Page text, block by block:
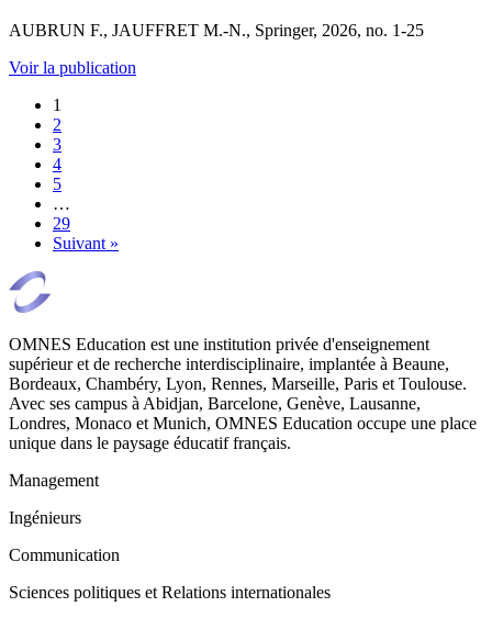
AUBRUN F., JAUFFRET M.-N., Springer, 2026, no. 1-25
Voir la publication
1
2
3
4
5
…
29
Suivant »
OMNES Education est une institution privée d'enseignement
supérieur et de recherche interdisciplinaire, implantée à Beaune,
Bordeaux, Chambéry, Lyon, Rennes, Marseille, Paris et Toulouse.
Avec ses campus à Abidjan, Barcelone, Genève, Lausanne,
Londres, Monaco et Munich, OMNES Education occupe une place
unique dans le paysage éducatif français.
Management
Ingénieurs
Communication
Sciences politiques et Relations internationales